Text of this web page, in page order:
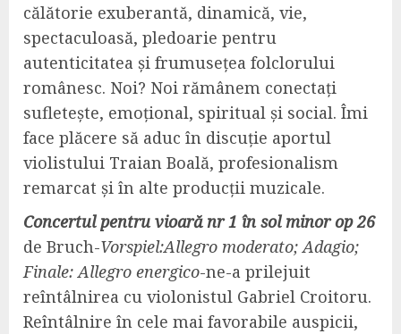
călătorie exuberantă, dinamică, vie,
spectaculoasă, pledoarie pentru
autenticitatea și frumusețea folclorului
românesc. Noi? Noi rămânem conectați
sufletește, emoțional, spiritual și social. Îmi
face plăcere să aduc în discuție aportul
violistului Traian Boală, profesionalism
remarcat și în alte producții muzicale.
Concertul pentru vioară nr 1 în sol minor op 26
de Bruch-Vorspiel:Allegro moderato; Adagio;
Finale: Allegro energico-ne-a prilejuit
reîntâlnirea cu violonistul Gabriel Croitoru.
Reîntâlnire în cele mai favorabile auspicii,